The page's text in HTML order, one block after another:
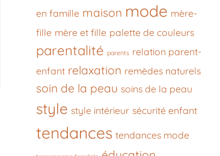
en famille maison mode mère-
fille mère et fille palette de couleurs
parentalité parents relation parent-
enfant relaxation remèdes naturels
soin de la peau soins de la peau
style style intérieur sécurité enfant
tendances tendances mode